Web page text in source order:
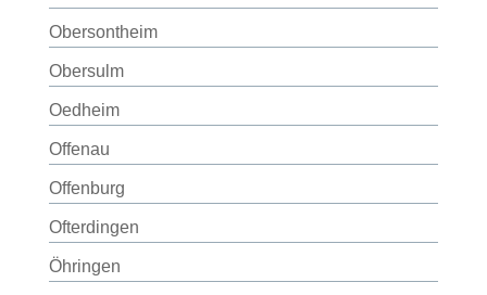
Obersontheim
Obersulm
Oedheim
Offenau
Offenburg
Ofterdingen
Öhringen